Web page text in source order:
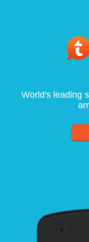
World's leading